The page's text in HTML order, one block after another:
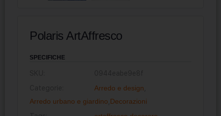
Polaris ArtAffresco
SPECIFICHE
Arredo e design
Arredo urbano e giardino Decorazioni